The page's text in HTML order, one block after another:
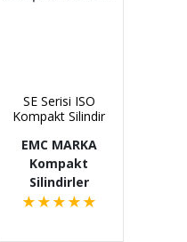
SE Serisi ISO
Kompakt Silindir
EMC MARKA
Kompakt
Silindirler
★ ★ ★ ★ ★